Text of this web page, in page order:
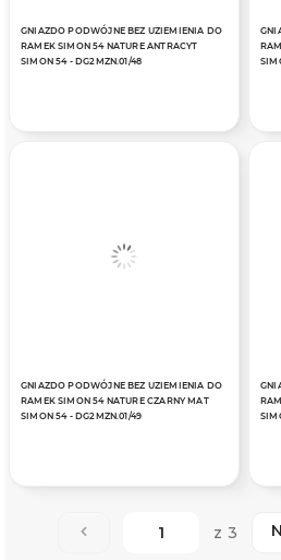
GNIAZDO PODWÓJNE BEZ UZIEMIENIA DO
RAMEK SIMON 54 NATURE ANTRACYT
SIMON 54 - DG2MZN.01/48
GNIAZDO PODWÓJNE BEZ UZIEMIENIA DO
RAMEK SIMON 54 NATURE CZARNY MAT
SIMON 54 - DG2MZN.01/49
z 3